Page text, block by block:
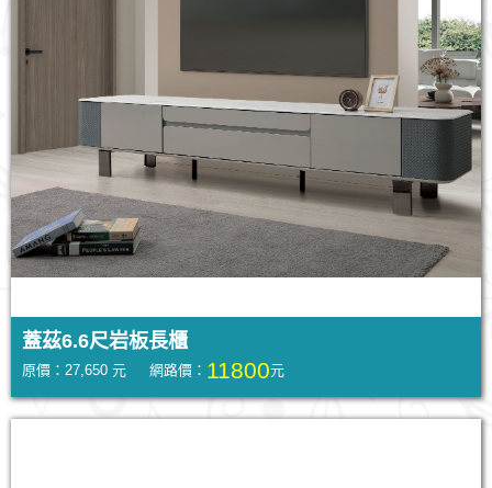
蓋茲6.6尺岩板長櫃
原價：27,650 元 網路價： 11800元